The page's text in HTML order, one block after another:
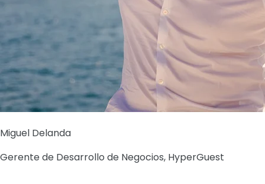
Miguel Delanda
Gerente de Desarrollo de Negocios, HyperGuest